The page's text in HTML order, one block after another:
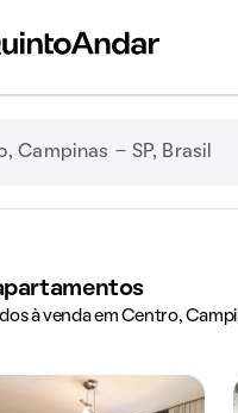
à venda em Centro,